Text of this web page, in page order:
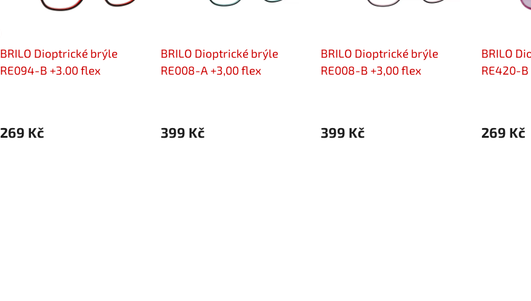
BRILO Dioptrické brýle
RE094-B +3.00 flex
269 Kč
BRILO Dioptrické brýle
RE008-A +3,00 flex
399 Kč
BRILO Dioptrické brýle
RE008-B +3,00 flex
399 Kč
BRILO
RE420-
269 Kč